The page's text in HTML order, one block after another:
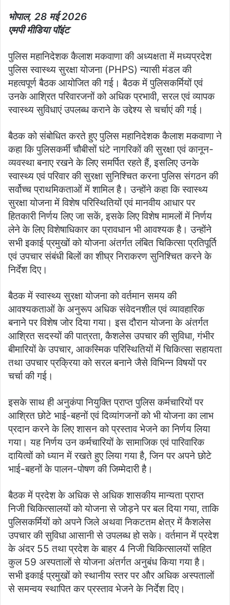
भोपाल, 28 मई 2026
एमपी मीडिया पॉइंट
पुलिस महानिदेशक कैलाश मकवाणा की अध्यक्षता में मध्यप्रदेश
पुलिस स्वास्थ्य सुरक्षा योजना (PHPS) न्यासी मंडल की
महत्वपूर्ण बैठक आयोजित की गई। बैठक में पुलिसकर्मियों एवं
उनके आश्रित परिवारजनों को अधिक प्रभावी, सरल एवं व्यापक
स्वास्थ्य सुविधाएं उपलब्ध कराने के उद्देश्य से चर्चाएं की गई।
बैठक को संबोधित करते हुए पुलिस महानिदेशक कैलाश मकवाणा ने
कहा कि पुलिसकर्मी चौबीसों घंटे नागरिकों की सुरक्षा एवं कानून-
व्यवस्था बनाए रखने के लिए समर्पित रहते हैं, इसलिए उनके
स्वास्थ्य एवं परिवार की सुरक्षा सुनिश्चित करना पुलिस संगठन की
सर्वोच्च प्राथमिकताओं में शामिल है। उन्होंने कहा कि स्वास्थ्य
सुरक्षा योजना में विशेष परिस्थितियों एवं मानवीय आधार पर
हितकारी निर्णय लिए जा सकें, इसके लिए विशेष मामलों में निर्णय
लेने के लिए विशेषाधिकार का प्रावधान भी आवश्यक है। उन्होंने
सभी इकाई प्रमुखों को योजना अंतर्गत लंबित चिकित्सा प्रतिपूर्ति
एवं उपचार संबंधी बिलों का शीघ्र निराकरण सुनिश्चित करने के
निर्देश दिए।
बैठक में स्वास्थ्य सुरक्षा योजना को वर्तमान समय की
आवश्यकताओं के अनुरूप अधिक संवेदनशील एवं व्यावहारिक
बनाने पर विशेष जोर दिया गया। इस दौरान योजना के अंतर्गत
आश्रित सदस्यों की पात्रता, कैशलेस उपचार की सुविधा, गंभीर
बीमारियों के उपचार, आकस्मिक परिस्थितियों में चिकित्सा सहायता
तथा उपचार प्रक्रिया को सरल बनाने जैसे विभिन्न विषयों पर
चर्चा की गई।
इसके साथ ही अनुकंपा नियुक्ति प्राप्त पुलिस कर्मचारियों पर
आश्रित छोटे भाई-बहनों एवं दिव्‍यांगजनों को भी योजना का लाभ
प्रदान करने के लिए शासन को प्रस्ताव भेजने का निर्णय लिया
गया। यह निर्णय उन कर्मचारियों के सामाजिक एवं पारिवारिक
दायित्वों को ध्यान में रखते हुए लिया गया है, जिन पर अपने छोटे
भाई-बहनों के पालन-पोषण की जिम्मेदारी है।
बैठक में प्रदेश के अधिक से अधिक शासकीय मान्यता प्राप्त
निजी चिकित्सालयों को योजना से जोड़ने पर बल दिया गया, ताकि
पुलिसकर्मियों को अपने जिले अथवा निकटतम क्षेत्र में कैशलेस
उपचार की सुविधा आसानी से उपलब्ध हो सके। वर्तमान में प्रदेश
के अंदर 55 तथा प्रदेश के बाहर 4 निजी चिकित्सालयों सहित
कुल 59 अस्पतालों से योजना अंतर्गत अनुबंध किया गया है।
सभी इकाई प्रमुखों को स्थानीय स्तर पर और अधिक अस्पतालों
से समन्वय स्थापित कर प्रस्ताव भेजने के निर्देश दिए।